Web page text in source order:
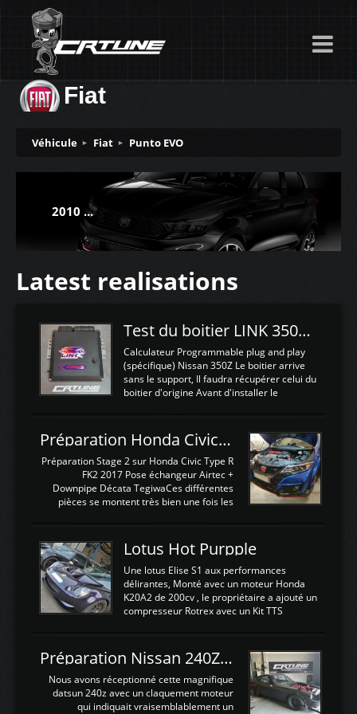
Fiat
Véhicule Fiat Punto EVO
2010 ...
Latest realisations
Test du boitier LINK 350Z Plugin ECU
Calculateur Programmable plug and play
(spécifique) Nissan 350Z Le boitier arrive
sans le support, Il faudra récupérer celui du
boitier d'origine Avant d'installer le
d'envoyer l'information de la large bande
dans le boitier. sydney sweeney deepfake
La sortie 0-5V de l'afr sera connectée sur
l'entrée AN Volt 8 et GndAN pour
Analogique, et Volt car l'information est une
tension (Pas une résistance variable d'un
est temps de brancher le ...
Préparation Honda Civic Type R FK2
Préparation Stage 2 sur Honda Civic Type R
FK2 2017 Pose échangeur Airtec +
Downpipe Décata TegiwaCes différentes
pièces se montent très bien une fois les
légere découpe du plastique inferieur,
negénant en rien la structure ou le
fonctionnement du fond plat. Une
reprogrammation Stage 2 est faite sur le
calculateur d'origine. Une alternative
économique au passage sur Hondata
d'origine 310cv et 400Nn , Une fois
reprogrammé et les ...
Lotus Hot Purpple
Une lotus Elise S1 aux performances
délirantes, Monté avec un moteur Honda
K20A2 de 200cv , le propriétaire a ajouté un
compresseur Rotrex avec un Kit TTS
d'augmenter la puissance de son moteur:
un watercooler a été ajouté. 300Cv sans
échangeurLa lotus équipée d'un Hondata
Kpro et d'une large bande pour le réglage
Avantages et inconvénients d'un
Préparation Nissan 240Z SR20DET
Nous avons réceptionné cette magnifique
datsun 240z avec un claquement moteur
qui indiquait vraisemblablement un